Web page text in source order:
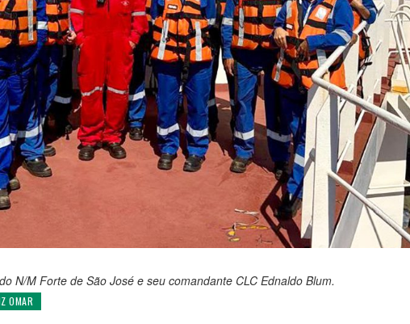
N/M Forte de São José e seu comandante CLC Ednaldo Blum.
OMAR